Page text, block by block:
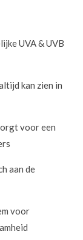
UVA & UVB
kan zien in
voor een
aan de
voor